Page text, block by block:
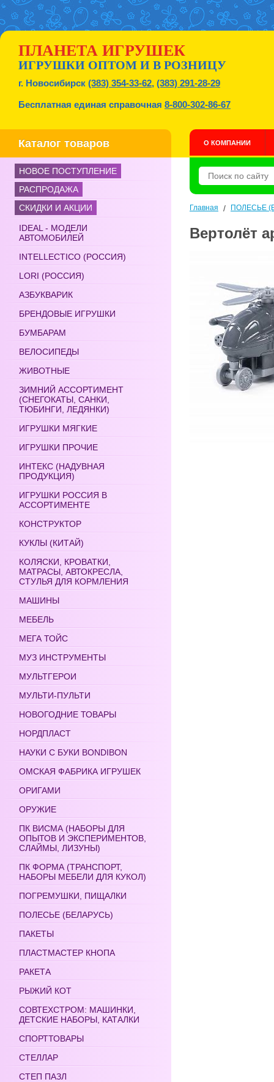
ПЛАНЕТА ИГРУШЕК
ИГРУШКИ ОПТОМ И В РОЗНИЦУ
г. Новосибирск (383) 354-33-62, (383) 291-28-29
Бесплатная единая справочная 8-800-302-86-67
Каталог товаров О КОМПАНИИ
НОВОЕ ПОСТУПЛЕНИЕ
РАСПРОДАЖА
СКИДКИ И АКЦИИ
IDEAL - МОДЕЛИ
АВТОМОБИЛЕЙ
INTELLECTICO (РОССИЯ)
LORI (РОССИЯ)
АЗБУКВАРИК
БРЕНДОВЫЕ ИГРУШКИ
БУМБАРАМ
ВЕЛОСИПЕДЫ
ЖИВОТНЫЕ
ЗИМНИЙ АССОРТИМЕНТ
(СНЕГОКАТЫ, САНКИ,
ТЮБИНГИ, ЛЕДЯНКИ)
ИГРУШКИ МЯГКИЕ
ИГРУШКИ ПРОЧИЕ
ИНТЕКС (НАДУВНАЯ
ПРОДУКЦИЯ)
ИГРУШКИ РОССИЯ В
АССОРТИМЕНТЕ
КОНСТРУКТОР
КУКЛЫ (КИТАЙ)
КОЛЯСКИ, КРОВАТКИ,
МАТРАСЫ, АВТОКРЕСЛА,
СТУЛЬЯ ДЛЯ КОРМЛЕНИЯ
МАШИНЫ
МЕБЕЛЬ
МЕГА ТОЙС
МУЗ ИНСТРУМЕНТЫ
МУЛЬТГЕРОИ
МУЛЬТИ-ПУЛЬТИ
НОВОГОДНИЕ ТОВАРЫ
НОРДПЛАСТ
НАУКИ С БУКИ BONDIBON
ОМСКАЯ ФАБРИКА ИГРУШЕК
ОРИГАМИ
ОРУЖИЕ
ПК ВИСМА (НАБОРЫ ДЛЯ
ОПЫТОВ И ЭКСПЕРИМЕНТОВ,
СЛАЙМЫ, ЛИЗУНЫ)
ПК ФОРМА (ТРАНСПОРТ,
НАБОРЫ МЕБЕЛИ ДЛЯ КУКОЛ)
ПОГРЕМУШКИ, ПИЩАЛКИ
ПОЛЕСЬЕ (БЕЛАРУСЬ)
ПАКЕТЫ
ПЛАСТМАСТЕР КНОПА
РАКЕТА
РЫЖИЙ КОТ
СОВТЕХСТРОМ: МАШИНКИ,
ДЕТСКИЕ НАБОРЫ, КАТАЛКИ
СПОРТТОВАРЫ
СТЕЛЛАР
СТЕП ПАЗЛ
Главная / ПОЛЕСЬЕ
Вертолёт